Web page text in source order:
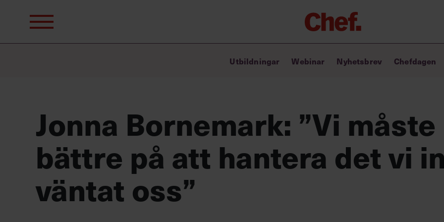
efter:
Chefakademin+
Lyft ditt ledarskap med C+
Ledarskapstest
Chef GPT – din chefsassistent i
Utbildningar Webinar Nyhetsbrev Chefdagen
Jonna Bornemark: ”Vi
bättre på att hantera det vi
väntat oss”